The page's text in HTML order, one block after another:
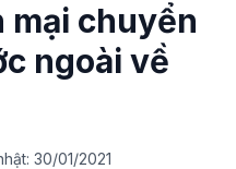
mại chuyển
ngoài về
30/01/2021